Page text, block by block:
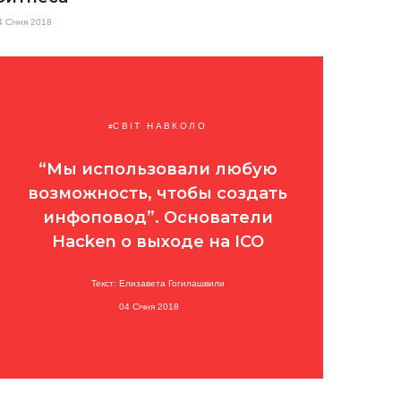
Січня 2018
СВІТ НАВКОЛО
“Мы использовали любую
возможность, чтобы создать
инфоповод”. Основатели
Hacken о выходе на ICO
Текст: Елизавета Гогилашвили
04 Січня 2018